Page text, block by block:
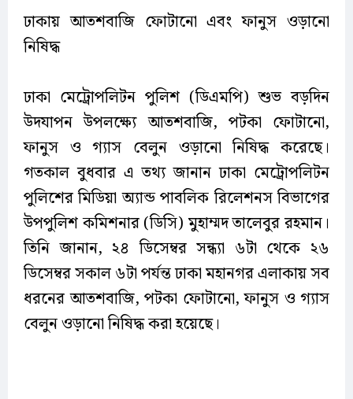
ঢাকায় আতশবাজি ফোটানো এবং ফানুস ওড়ানো
নিষিদ্ধ
ঢাকা মেট্রোপলিটন পুলিশ (ডিএমপি) শুভ বড়দিন
উদযাপন উপলক্ষ্যে আতশবাজি, পটকা ফোটানো,
ফানুস ও গ্যাস বেলুন ওড়ানো নিষিদ্ধ করেছে।
গতকাল বুধবার এ তথ্য জানান ঢাকা মেট্রোপলিটন
পুলিশের মিডিয়া অ্যান্ড পাবলিক রিলেশনস বিভাগের
উপপুলিশ কমিশনার (ডিসি) মুহাম্মদ তালেবুর রহমান।
তিনি জানান, ২৪ ডিসেম্বর সন্ধ্যা ৬টা থেকে ২৬
ডিসেম্বর সকাল ৬টা পর্যন্ত ঢাকা মহানগর এলাকায় সব
ধরনের আতশবাজি, পটকা ফোটানো, ফানুস ও গ্যাস
বেলুন ওড়ানো নিষিদ্ধ করা হয়েছে।